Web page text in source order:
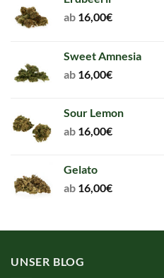
ab 16,00€
Sweet Amnesia
ab 16,00€
Sour Lemon
ab 16,00€
Gelato
ab 16,00€
UNSER BLOG